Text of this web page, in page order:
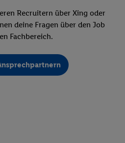
Recruitern über Xing oder
deine Fragen über den Job
Fachbereich.